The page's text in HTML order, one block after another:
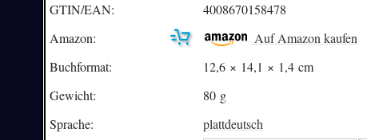
GTIN/EAN:
4008670158478
Amazon:
Auf Amazon kaufen
Buchformat:
12,6 × 14,1 × 1,4 cm
Gewicht:
80 g
Sprache:
plattdeutsch